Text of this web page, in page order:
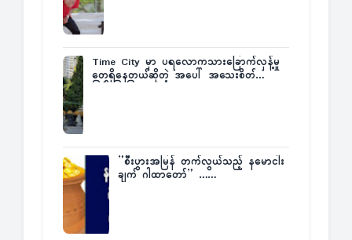
Time City မှာ ပရလောကသားခြောက်လှန့်မှု
တွေရှိနေတယ်ဆိုတဲ့ အပေါ် အသေးစိတ်
”စီးပွားအမြန် တက်လွယ်သည့် နမောငါး
ချက် ဂါထာတော်” ……